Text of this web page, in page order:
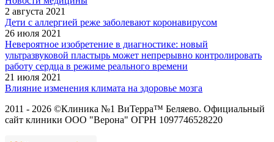
2 августа 2021
Дети с аллергией реже заболевают коронавирусом
26 июля 2021
Невероятное изобретение в диагностике: новый
ультразвуковой пластырь может непрерывно контролировать
работу сердца в режиме реального времени
21 июля 2021
Влияние изменения климата на здоровье мозга
2011 - 2026 ©Клиника №1 ВиТерра™ Беляево. Официальный
сайт клиники ООО "Верона" ОГРН 1097746528220